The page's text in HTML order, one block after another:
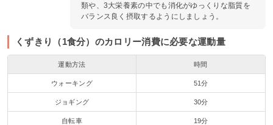
類や、3大栄養素の中でも消化がゆっくりな脂質を
バランス良く摂取するようにしましょう。
くずきり（1食分）のカロリー消費に必要な運動量
運動方法 時間
ウォーキング 51分
ジョギング 30分
自転車 19分